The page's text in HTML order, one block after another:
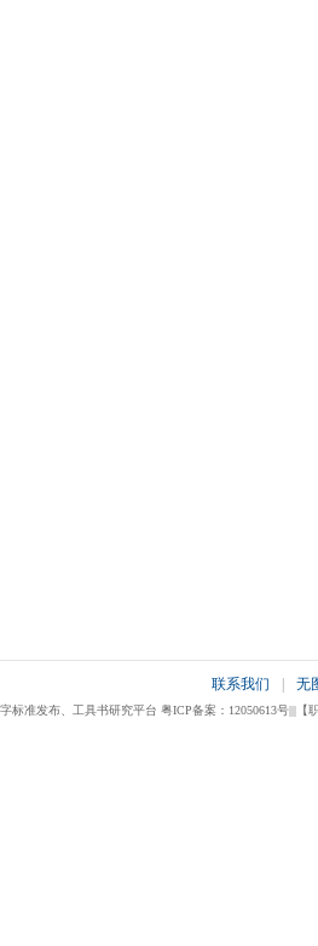
联系我们 无
标准发布、工具书研究平台 粤ICP备案：12050613号|||【